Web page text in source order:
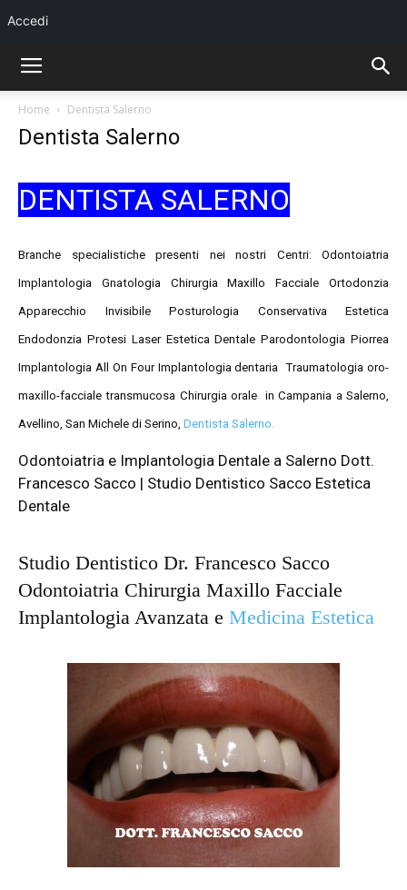
Home Dentista Salerno
Dentista Salerno
DENTISTA SALERNO
Branche specialistiche presenti nei nostri Centri: Odontoiatria
Implantologia Gnatologia Chirurgia Maxillo Facciale Ortodonzia
Apparecchio Invisibile Posturologia Conservativa Estetica
Endodonzia Protesi Laser Estetica Dentale Parodontologia Piorrea
Implantologia All On Four Implantologia dentaria Traumatologia oro-
maxillo-facciale transmucosa Chirurgia orale in Campania a Salerno,
Avellino, San Michele di Serino, Dentista Salerno.
Odontoiatria e Implantologia Dentale a Salerno Dott.
Francesco Sacco | Studio Dentistico Sacco Estetica
Dentale
Studio Dentistico Dr. Francesco Sacco
Odontoiatria Chirurgia Maxillo Facciale
Implantologia Avanzata e Medicina Estetica
Accedi